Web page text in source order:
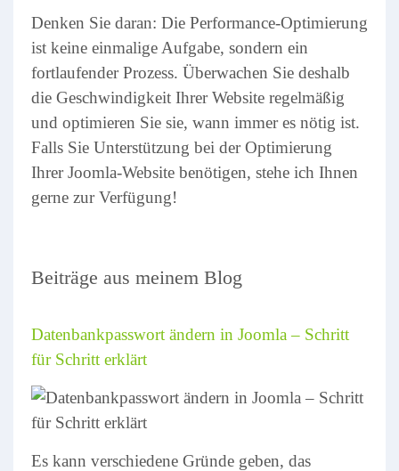
Denken Sie daran: Die Performance-Optimierung
ist keine einmalige Aufgabe, sondern ein
fortlaufender Prozess. Überwachen Sie deshalb
die Geschwindigkeit Ihrer Website regelmäßig
und optimieren Sie sie, wann immer es nötig ist.
Falls Sie Unterstützung bei der Optimierung
Ihrer Joomla-Website benötigen, stehe ich Ihnen
gerne zur Verfügung!
Beiträge aus meinem Blog
Datenbankpasswort ändern in Joomla – Schritt
für Schritt erklärt
Es kann verschiedene Gründe geben, das